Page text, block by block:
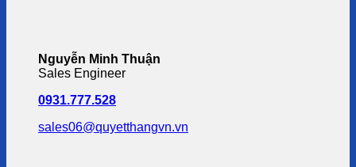
Nguyễn Minh Thuận
Sales Engineer
0931.777.528
sales06@quyetthangvn.vn